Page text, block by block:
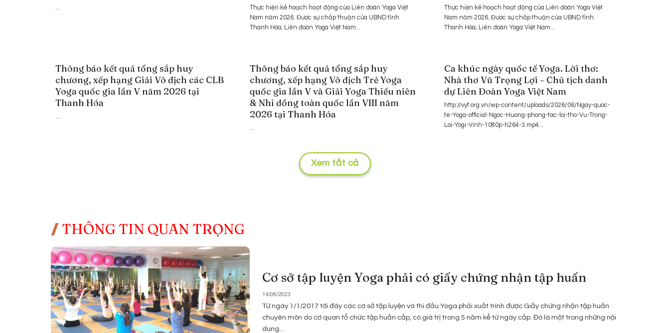
...
Thực hiện kế hoạch hoạt động của Liên đoàn Yoga Việt
Nam năm 2026. Được sự chấp thuận của UBND tỉnh
Thanh Hóa; Liên đoàn Yoga Việt Nam...
Thực hiện kế hoạch hoạt động của Liên đoàn Yoga Việt
Nam năm 2026. Được sự chấp thuận của UBND tỉnh
Thanh Hóa; Liên đoàn Yoga Việt Nam...
Thông báo kết quả tổng sắp huy
chương, xếp hạng Giải Vô địch các CLB
Yoga quốc gia lần V năm 2026 tại
Thanh Hóa
...
Thông báo kết quả tổng sắp huy
chương, xếp hạng Vô địch Trẻ Yoga
quốc gia lần V và Giải Yoga Thiếu niên
& Nhi đồng toàn quốc lần VIII năm
2026 tại Thanh Hóa
...
Ca khúc ngày quốc tế Yoga. Lời thơ:
Nhà thơ Vũ Trọng Lợi – Chủ tịch danh
dự Liên Đoàn Yoga Việt Nam
http://vyf.org.vn/wp-content/uploads/2026/06/Ngay-quoc-
te-Yoga-official-Ngoc-Huong-phong-tac-loi-tho-Vu-Trong-
Loi-Yogi-Vinh-1080p-h264-3.mp4...
Xem tất cả
THÔNG TIN QUAN TRỌNG
Cơ sở tập luyện Yoga phải có giấy chứng nhận tập huấn
14/08/2023
Từ ngày 1/1/2017 tới đây các cơ sở tập luyện và thi đấu Yoga phải xuất trình được Giấy chứng nhận tập huấn
chuyên môn do cơ quan tổ chức tập huấn cấp, có giá trị trong 5 năm kể từ ngày cấp. Đó là một trong những nội
dung...